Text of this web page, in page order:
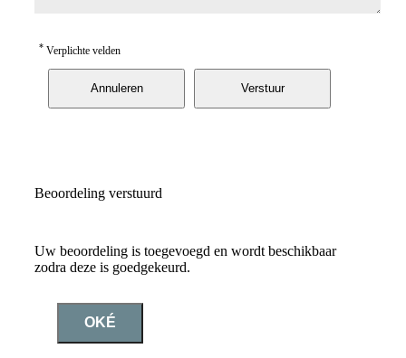
* Verplichte velden
Annuleren Verstuur
Beoordeling verstuurd
Uw beoordeling is toegevoegd en wordt beschikbaar
zodra deze is goedgekeurd.
OKÉ